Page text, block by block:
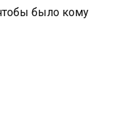
было кому